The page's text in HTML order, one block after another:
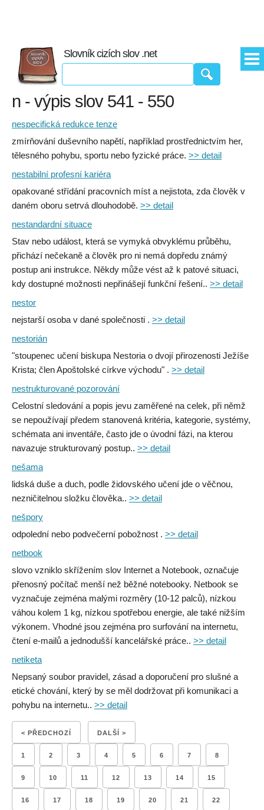
Slovník cizích slov .net
n - výpis slov 541 - 550
nespecifická redukce tenze
zmírňování duševního napětí, například prostřednictvím her,
tělesného pohybu, sportu nebo fyzické práce. >> detail
nestabilní profesní kariéra
opakované střídání pracovních míst a nejistota, zda člověk v
daném oboru setrvá dlouhodobě. >> detail
nestandardní situace
Stav nebo událost, která se vymyká obvyklému průběhu,
přichází nečekaně a člověk pro ni nemá dopředu známý
postup ani instrukce. Někdy může vést až k patové situaci,
kdy dostupné možnosti nepřinášejí funkční řešení.. >> detail
nestor
nejstarší osoba v dané společnosti . >> detail
nestorián
"stoupenec učení biskupa Nestoria o dvojí přirozenosti Ježíše
Krista; člen Apoštolské církve východu" . >> detail
nestrukturované pozorování
Celostní sledování a popis jevu zaměřené na celek, při němž
se nepoužívají předem stanovená kritéria, kategorie, systémy,
schémata ani inventáře, často jde o úvodní fázi, na kterou
navazuje strukturovaný postup.. >> detail
nešama
lidská duše a duch, podle židovského učení jde o věčnou,
nezničitelnou složku člověka.. >> detail
nešpory
odpolední nebo podvečerní pobožnost . >> detail
netbook
slovo vzniklo skřížením slov Internet a Notebook, označuje
přenosný počítač menší než běžné notebooky. Netbook se
vyznačuje zejména malými rozměry (10-12 palců), nízkou
váhou kolem 1 kg, nízkou spotřebou energie, ale také nižším
výkonem. Vhodné jsou zejména pro surfování na internetu,
čtení e-mailů a jednodušší kancelářské práce.. >> detail
netiketa
Nepsaný soubor pravidel, zásad a doporučení pro slušné a
etické chování, který by se měl dodržovat při komunikaci a
pohybu na internetu.. >> detail
< PŘEDCHOZÍ DALŠÍ >
1 2 3 4 5 6 7 8
9 10 11 12 13 14 15
16 17 18 19 20 21 22